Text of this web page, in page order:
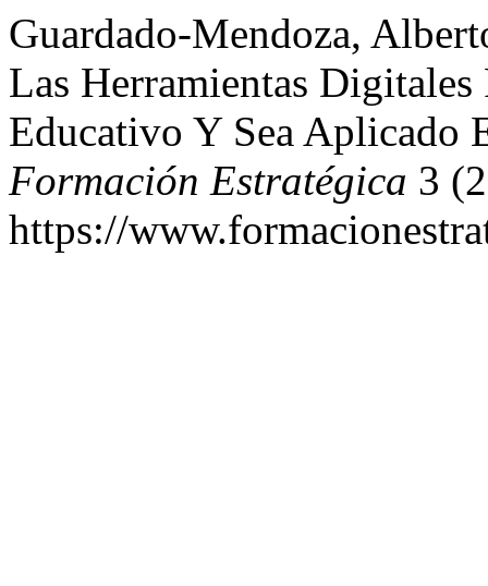
Guardado-Mendoza,
Las Herramientas
Educativo Y Sea Aplicado
Formación Estratégica 3
https://